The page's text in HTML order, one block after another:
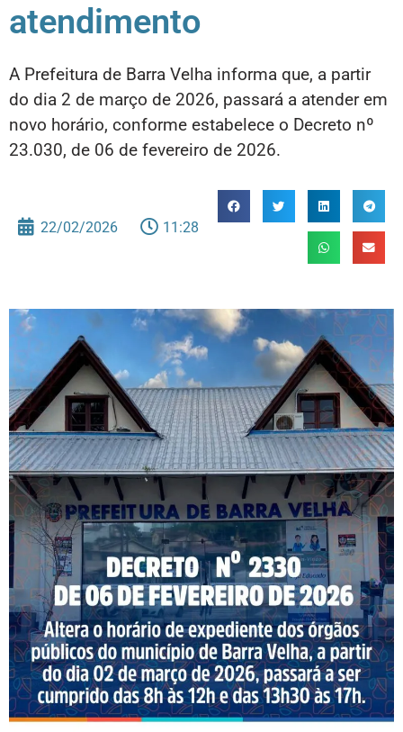
atendimento
A Prefeitura de Barra Velha informa que, a partir
do dia 2 de março de 2026, passará a atender em
novo horário, conforme estabelece o Decreto nº
23.030, de 06 de fevereiro de 2026.
22/02/2026 11:28